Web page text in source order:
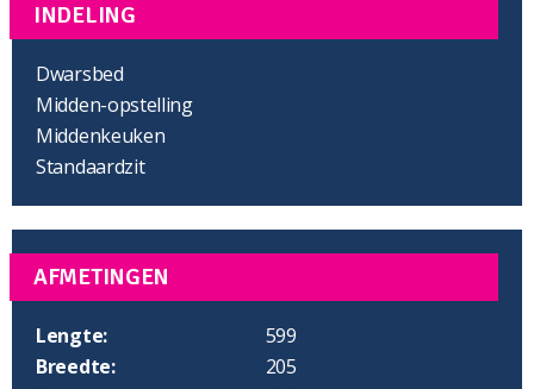
INDELING
Dwarsbed
Midden-opstelling
Middenkeuken
Standaardzit
AFMETINGEN
Lengte:
599
Breedte:
205